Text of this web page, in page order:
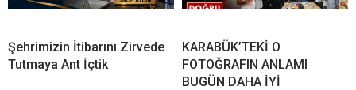
Şehrimizin İtibarını Zirvede
Tutmaya Ant İçtik
KARABÜK’TEKİ O
FOTOĞRAFIN ANLAMI
BUGÜN DAHA İYİ